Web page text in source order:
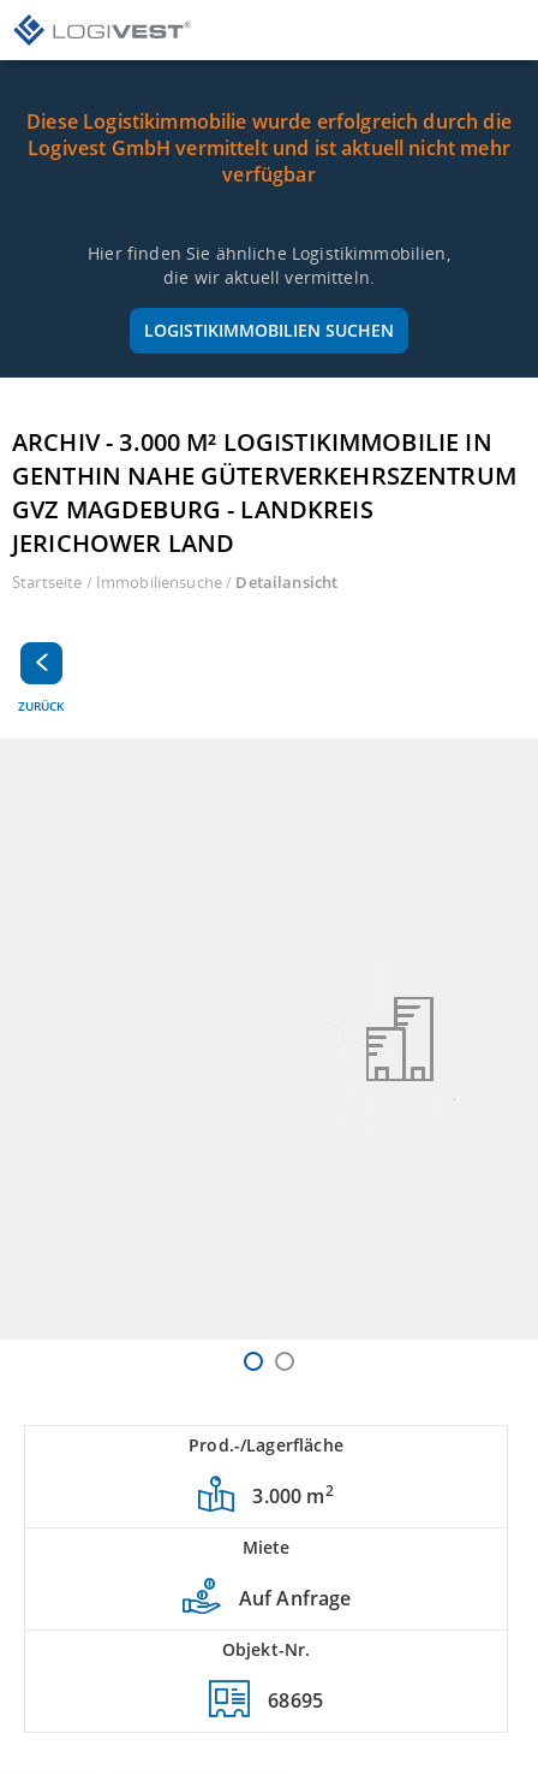
Diese Logistikimmobilie wurde erfolgreich durch die
Logivest GmbH vermittelt und ist aktuell nicht mehr
verfügbar
Hier finden Sie ähnliche Logistikimmobilien,
die wir aktuell vermitteln.
LOGISTIKIMMOBILIEN SUCHEN
ARCHIV - 3.000 M² LOGISTIKIMMOBILIE IN
GENTHIN NAHE GÜTERVERKEHRSZENTRUM
GVZ MAGDEBURG - LANDKREIS
JERICHOWER LAND
Startseite / Immobiliensuche/ Detailansicht
ZURÜCK
Prod.-/Lagerfläche
3.000 m2
Miete
Auf Anfrage
Objekt-Nr.
68695